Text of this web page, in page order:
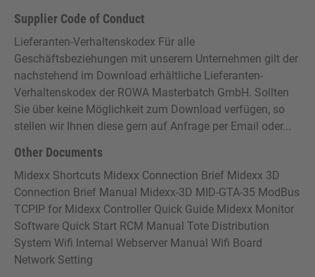
Supplier Code of Conduct
Lieferanten-Verhaltenskodex Für alle
Geschäftsbeziehungen mit unserem Unternehmen gilt der
nachstehend im Download erhältliche Lieferanten-
Verhaltenskodex der ROWA Masterbatch GmbH. Sollten
Sie über keine Möglichkeit zum Download verfügen, so
stellen wir Ihnen diese gern auf Anfrage per Email oder...
Other Documents
Midexx Shortcuts Midexx Connection Brief Midexx 3D
Connection Brief Manual Midexx-3D MID-GTA-35 ModBus
TCPIP for Midexx Controller Quick Guide Midexx Monitor
Software Quick Start RCM Manual Tote Distribution
System Wifi Internal Webserver Manual Wifi Board
Network Setting